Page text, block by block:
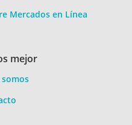
Mercados en Línea
mejor